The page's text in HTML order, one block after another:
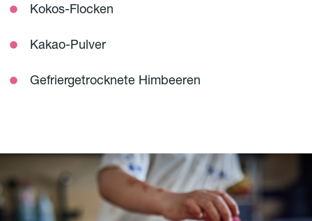
Kokos-Flocken
Kakao-Pulver
Gefriergetrocknete Himbeeren